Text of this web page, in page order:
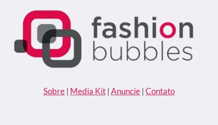
Sobre | Media Kit | Anuncie | Contato